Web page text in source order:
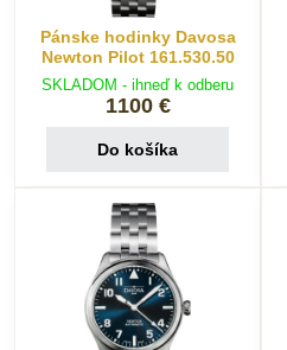
Pánske hodinky Davosa
Newton Pilot 161.530.50
SKLADOM - ihneď k odberu
1100 €
Do košíka